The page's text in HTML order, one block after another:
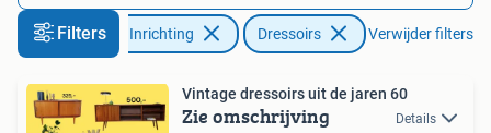
Filters
Huis en Inrichting Dressoirs Verwijder filters
Vintage dressoirs uit de jaren 60
Zie omschrijving Details